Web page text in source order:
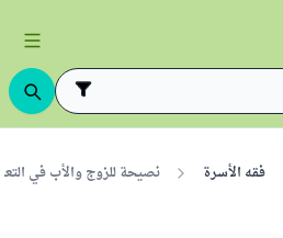
فقه الأسرة نصيحة للزوج والأب في